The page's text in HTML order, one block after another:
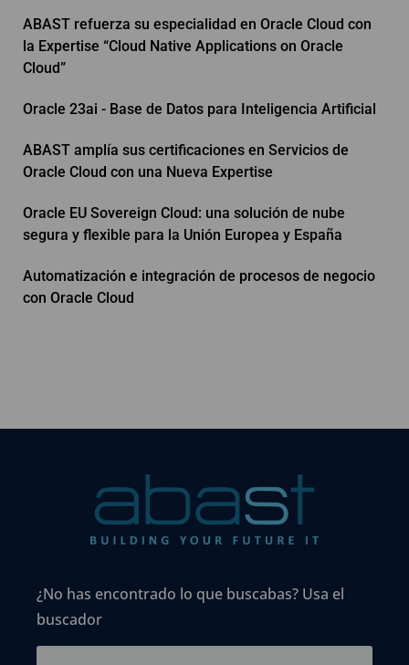
ABAST refuerza su especialidad en Oracle Cloud con
la Expertise “Cloud Native Applications on Oracle
Cloud”
Oracle 23ai - Base de Datos para Inteligencia Artificial
ABAST amplía sus certificaciones en Servicios de
Oracle Cloud con una Nueva Expertise
Oracle EU Sovereign Cloud: una solución de nube
segura y flexible para la Unión Europea y España
Automatización e integración de procesos de negocio
con Oracle Cloud
¿No has encontrado lo que buscabas? Usa el
buscador